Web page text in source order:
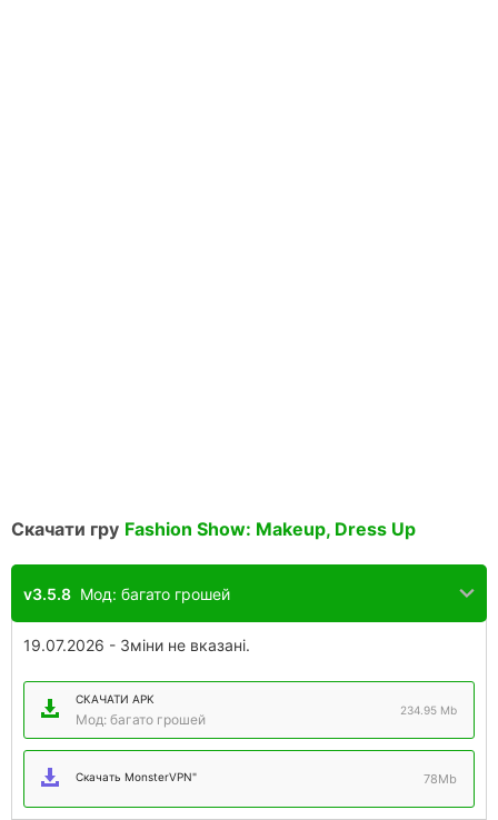
Скачати гру Fashion Show: Makeup, Dress Up
v3.5.8 Мод: багато грошей
19.07.2026 - Зміни не вказані.
СКАЧАТИ APK
Мод: багато грошей
234.95 Mb
Скачать MonsterVPN" 78Mb